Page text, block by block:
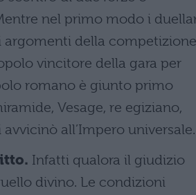
nel primo modo i
argomenti della
vincitore della gara per
romano è giunto primo
Vesage, re egiziano,
all’Impero universale.
Infatti qualora il giudizio
divino. Le condizioni